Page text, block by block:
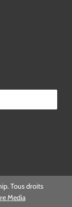
Tous droits
Media